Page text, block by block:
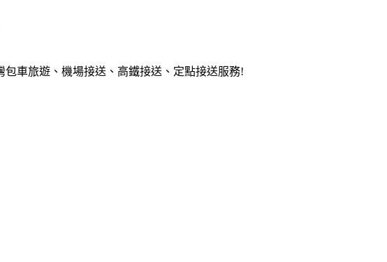
車旅遊、機場接送、高鐵接送、定點接送服務!